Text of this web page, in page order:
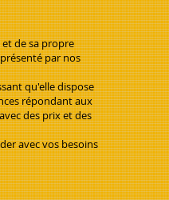
et de sa propre
par nos
qu'elle dispose
répondant aux
des prix et des
avec vos besoins